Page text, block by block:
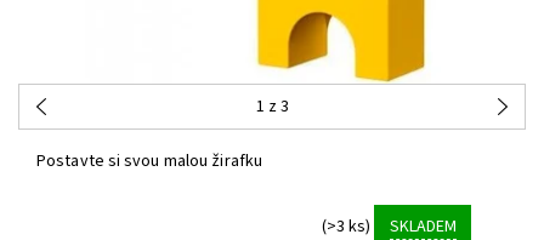
1 z 3
Postavte si svou malou žirafku
(>3 ks)
SKLADEM